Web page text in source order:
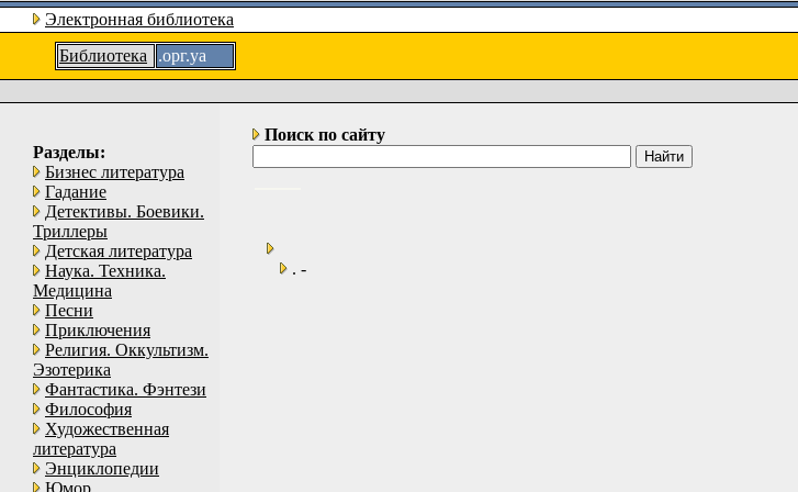
Электронная библиотека
Библиотека
.орг.уа
Разделы:
Бизнес литература
Гадание
Детективы. Боевики.
Триллеры
Детская литература
Наука. Техника.
Медицина
Песни
Приключения
Религия. Оккультизм.
Эзотерика
Фантастика. Фэнтези
Философия
Художественная
литература
Энциклопедии
Юмор
Поиск по сайту
. -